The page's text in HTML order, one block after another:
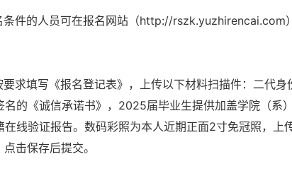
件的人员可在报名网站（http://rszk.yuzhirencai.com
填写《报名登记表》，上传以下材料扫描件：二代身
的《诚信承诺书》，2025届毕业生提供加盖学院（系
线验证报告。数码彩照为本人近期正面2寸免冠照，上
击保存后提交。